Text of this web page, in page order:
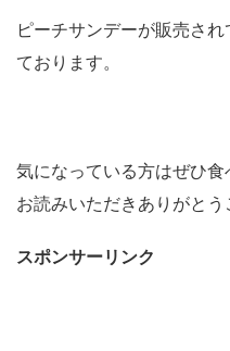
ピーチサンデーが販売さ
ております。
気になっている方はぜひ
お読みいただきありがとう
スポンサーリンク